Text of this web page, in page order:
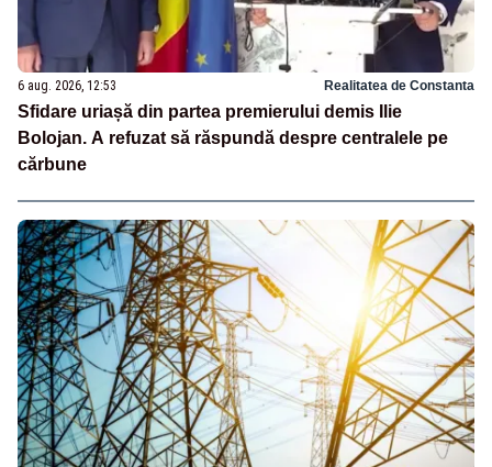
6 aug. 2026, 12:53 Realitatea de Constanta
Sfidare uriașă din partea premierului demis Ilie
Bolojan. A refuzat să răspundă despre centralele pe
cărbune